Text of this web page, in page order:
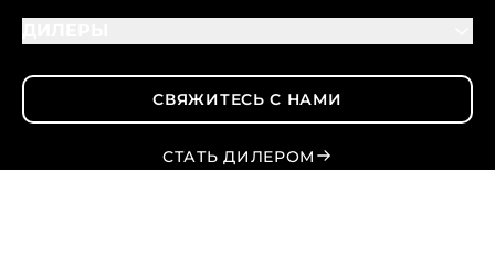
СВЯЖИТЕСЬ С НАМИ
СТАТЬ ДИЛЕРОМ